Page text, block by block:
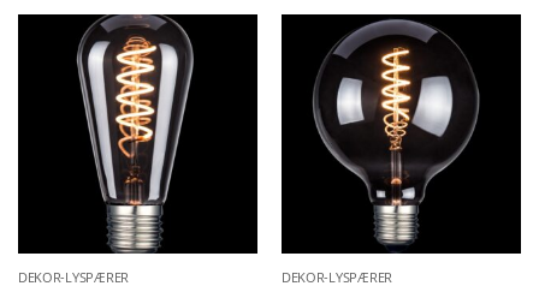
DEKOR-LYSPÆRER DEKOR-LYSPÆRER